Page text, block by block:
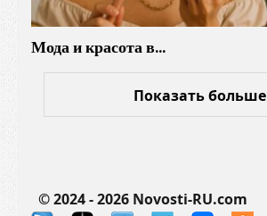
Мода и красота в…
Показать больше
© 2024 - 2026 Novosti-RU.com